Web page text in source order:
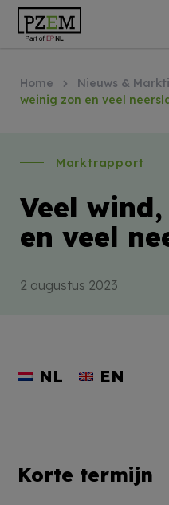
Home Nieuws &
weinig zon en veel
Marktrapport
Veel
en veel
2 augustus 2023
NL EN
Korte termijn